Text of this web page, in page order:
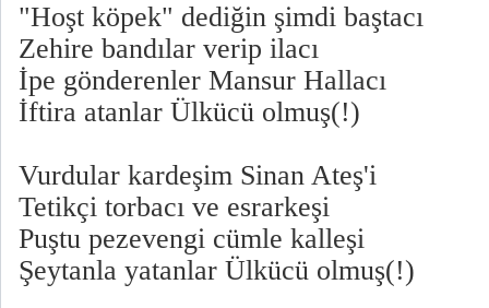
"Hoşt köpek" dediğin şimdi baştacı
Zehire bandılar verip ilacı
İpe gönderenler Mansur Hallacı
İftira atanlar Ülkücü olmuş(!)
Vurdular kardeşim Sinan Ateş'i
Tetikçi torbacı ve esrarkeşi
Puştu pezevengi cümle kalleşi
Şeytanla yatanlar Ülkücü olmuş(!)